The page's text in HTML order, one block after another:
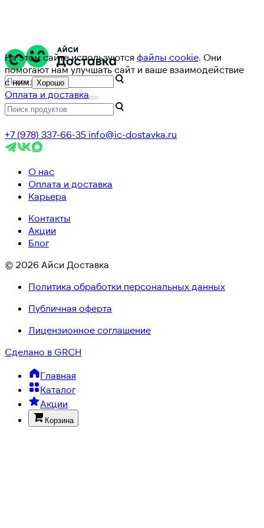
На этом сайте используются файлы cookie. Они
помогают нам улучшать сайт и ваше взаимодействие
с ним. Хорошо
Оплата и доставка
+7 (978) 337-66-35 info@ic-dostavka.ru
О нас
Оплата и доставка
Карьера
Контакты
Акции
Блог
© 2026 Айси Доставка
Политика обработки персональных данных
Публичная оферта
Лицензионное соглашение
Сделано в GRCH
Главная
Каталог
Акции
Корзина